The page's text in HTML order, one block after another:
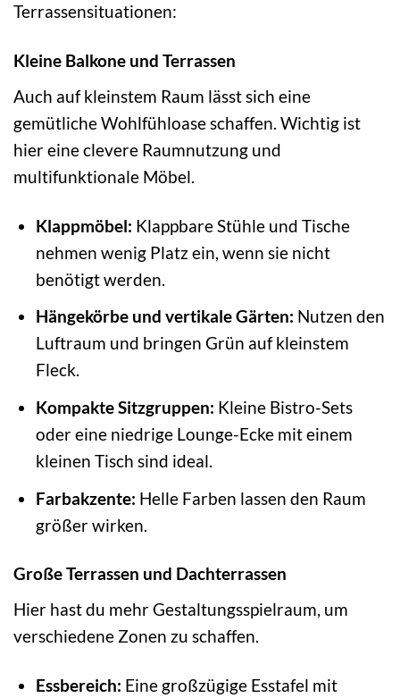
Terrassensituationen:
Kleine Balkone und Terrassen
Auch auf kleinstem Raum lässt sich eine
gemütliche Wohlfühloase schaffen. Wichtig ist
hier eine clevere Raumnutzung und
multifunktionale Möbel.
Klappmöbel: Klappbare Stühle und Tische
nehmen wenig Platz ein, wenn sie nicht
benötigt werden.
Hängekörbe und vertikale Gärten: Nutzen den
Luftraum und bringen Grün auf kleinstem
Fleck.
Kompakte Sitzgruppen: Kleine Bistro-Sets
oder eine niedrige Lounge-Ecke mit einem
kleinen Tisch sind ideal.
Farbakzente: Helle Farben lassen den Raum
größer wirken.
Große Terrassen und Dachterrassen
Hier hast du mehr Gestaltungsspielraum, um
verschiedene Zonen zu schaffen.
Essbereich: Eine großzügige Esstafel mit